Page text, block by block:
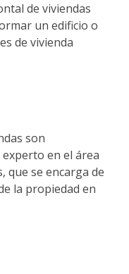
de viviendas
un edificio o
de vivienda
son
en el área
que se encarga de
la propiedad en